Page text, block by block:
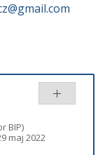
BIP)
maj 2022